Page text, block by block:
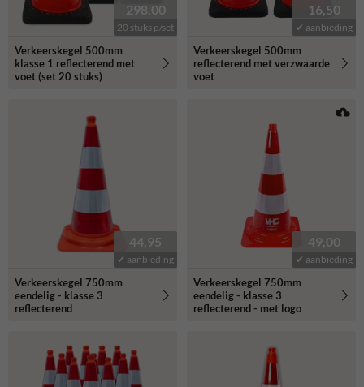
298,00
20 stuks p/set
Verkeerskegel 500mm
klasse 1 reflecterend met
voet (set 20 stuks)
16,50
✔ aanbieding
Verkeerskegel 500mm
reflecterend met verzwaarde
voet
44,95
✔ aanbieding
Verkeerskegel 750mm
eendelig - klasse 3
reflecterend
49,00
✔ aanbieding
Verkeerskegel 750mm
eendelig - klasse 3
reflecterend - met logo